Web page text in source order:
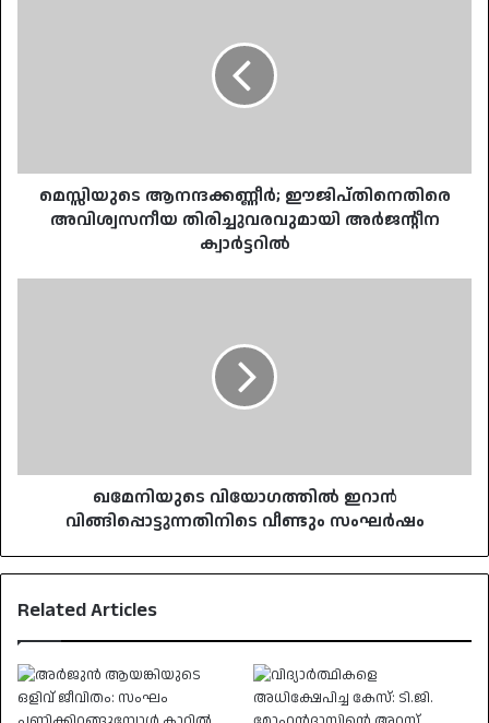
മെസ്സിയുടെ ആനന്ദക്കണ്ണീർ; ഈജിപ്തിനെതിരെ
അവിശ്വസനീയ തിരിച്ചുവരവുമായി അർജന്റീന
ക്വാർട്ടറിൽ
ഖമേനിയുടെ വിയോഗത്തിൽ ഇറാൻ
വിങ്ങിപ്പൊട്ടുന്നതിനിടെ വീണ്ടും സംഘർഷം
Related Articles